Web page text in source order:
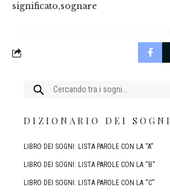
significato sognare
Cercare:
DIZIONARIO DEI SOGNI
LIBRO DEI SOGNI: LISTA PAROLE CON LA “A”
LIBRO DEI SOGNI: LISTA PAROLE CON LA “B”
LIBRO DEI SOGNI: LISTA PAROLE CON LA “C”